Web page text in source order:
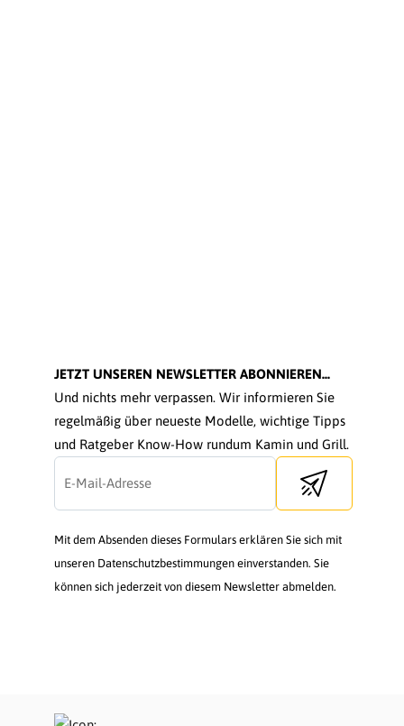
JETZT UNSEREN NEWSLETTER ABONNIEREN...
Und nichts mehr verpassen. Wir informieren Sie
regelmäßig über neueste Modelle, wichtige Tipps
und Ratgeber Know-How rundum Kamin und Grill.
Send newsletter
Mit dem Absenden dieses Formulars erklären Sie sich mit
unseren Datenschutzbestimmungen einverstanden. Sie
können sich jederzeit von diesem Newsletter abmelden.